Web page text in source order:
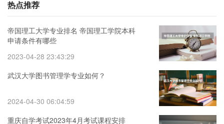
热点推荐
帝国理工大学专业排名 帝国理工学院本科
申请条件有哪些
2023-04-28 23:43:29
武汉大学图书管理学专业如何？
2024-04-30 06:04:59
重庆自学考试2023年4月考试课程安排